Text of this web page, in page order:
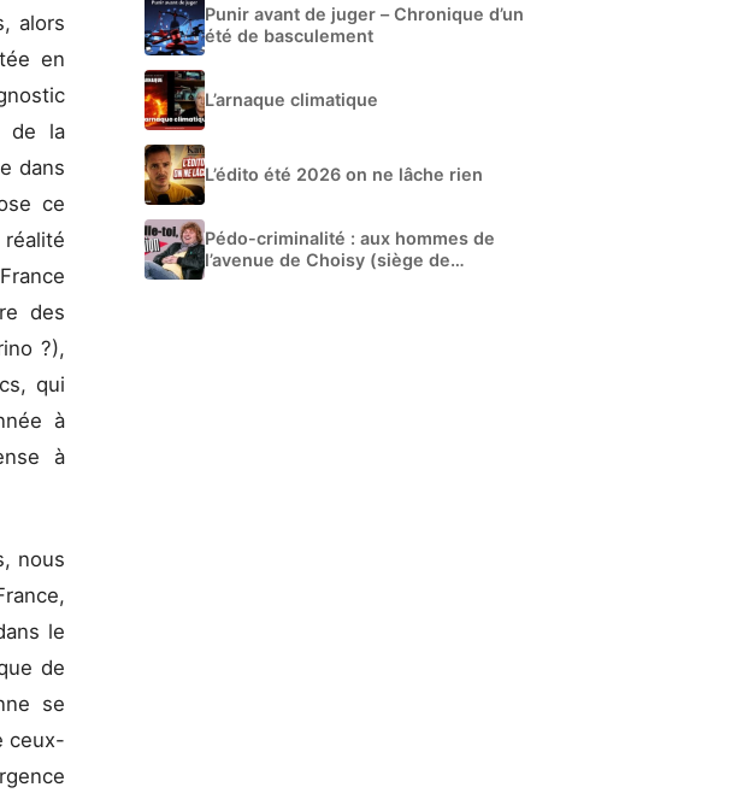
alors
en
de la
dans
ce
des
?),
qui
à
à
nous
le
de
se
ceux-
Punir avant de juger – Chronique d’un
été de basculement
L’arnaque climatique
L’édito été 2026 on ne lâche rien
Pédo-criminalité : aux hommes de
l’avenue de Choisy (siège de